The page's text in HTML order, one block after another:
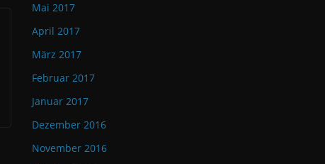
Mai 2017
April 2017
März 2017
Februar 2017
Januar 2017
Dezember 2016
November 2016